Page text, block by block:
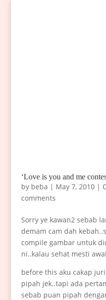
‘Love is you and me
by beba | May 7, 2010|
comments
Sorry ye kawan2 sebab
demam cam dah
compile gambar untuk
ni..kalau sehat mesti
before this aku cakap
pipah jek..tapi ada
sebab puan pipah